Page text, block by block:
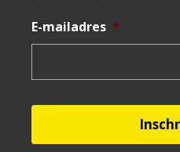
E-mailadres *